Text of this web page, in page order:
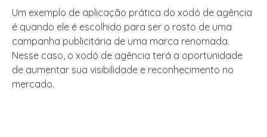
Um exemplo de aplicação prática do xodó de agência
é quando ele é escolhido para ser o rosto de uma
campanha publicitária de uma marca renomada.
Nesse caso, o xodó de agência terá a oportunidade
de aumentar sua visibilidade e reconhecimento no
mercado.